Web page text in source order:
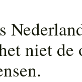
niet de